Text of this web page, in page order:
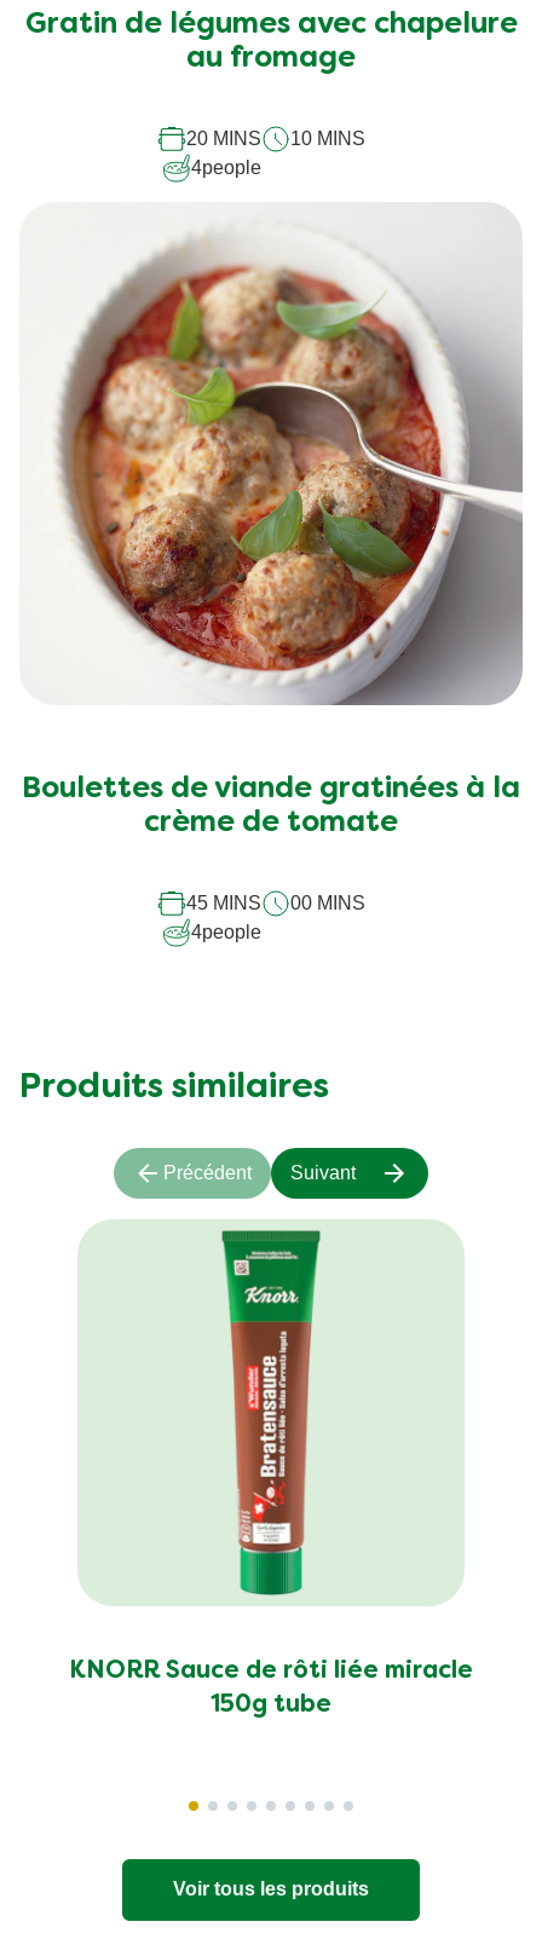
Gratin de légumes avec chapelure
au fromage
20 MINS
10 MINS
4people
Boulettes de viande gratinées à la
crème de tomate
45 MINS
00 MINS
4people
Produits similaires
KNORR Sauce de rôti liée miracle
150g tube
Précédent Suivant
Voir tous les produits